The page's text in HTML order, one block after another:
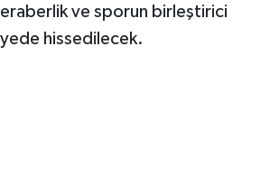
ve sporun birleştirici
hissedilecek.